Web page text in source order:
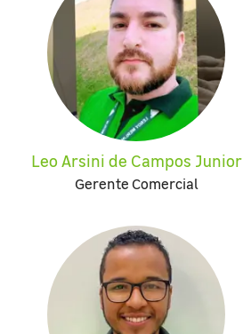
Leo Arsini de Campos Junior
Gerente Comercial